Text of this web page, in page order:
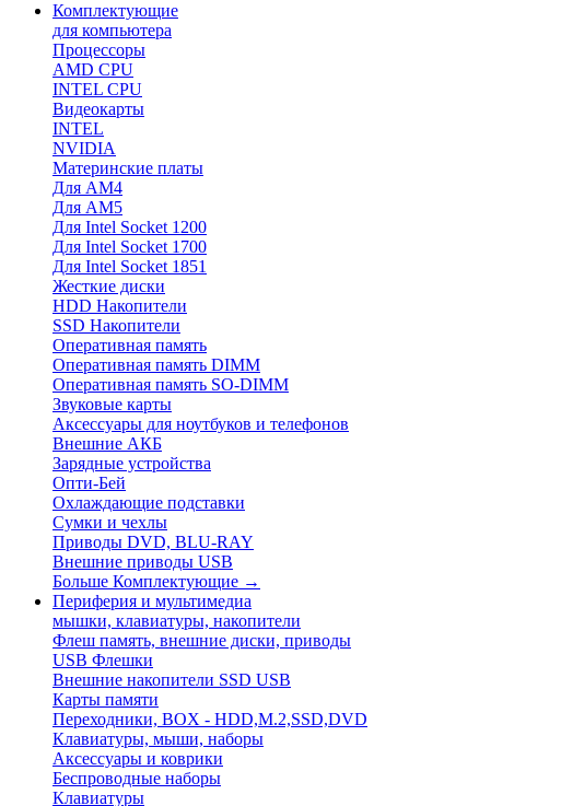
Комплектующие
для компьютера
Процессоры
AMD CPU
INTEL CPU
Видеокарты
INTEL
NVIDIA
Материнские платы
Для AM4
Для AM5
Для Intel Socket 1200
Для Intel Socket 1700
Для Intel Socket 1851
Жесткие диски
HDD Накопители
SSD Накопители
Оперативная память
Оперативная память DIMM
Оперативная память SO-DIMM
Звуковые карты
Аксессуары для ноутбуков и телефонов
Внешние АКБ
Зарядные устройства
Опти-Бей
Охлаждающие подставки
Сумки и чехлы
Приводы DVD, BLU-RAY
Внешние приводы USB
Больше Комплектующие →
Периферия и мультимедиа
мышки, клавиатуры, накопители
Флеш память, внешние диски, приводы
USB Флешки
Внешние накопители SSD USB
Карты памяти
Переходники, BOX - HDD,M.2,SSD,DVD
Клавиатуры, мыши, наборы
Аксессуары и коврики
Беспроводные наборы
Клавиатуры